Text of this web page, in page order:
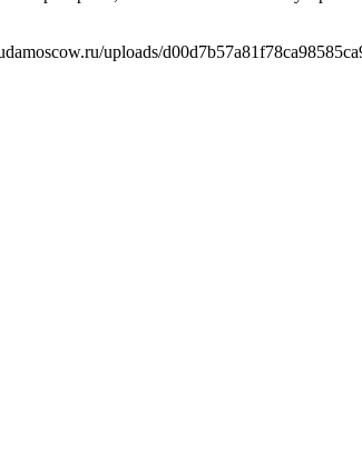
uploads/